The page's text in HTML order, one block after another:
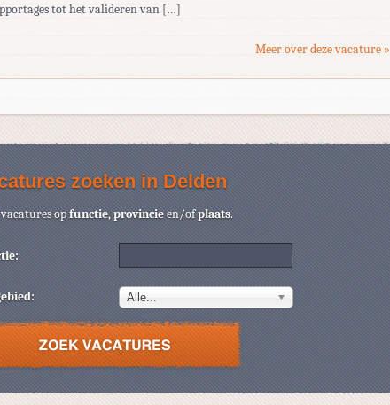
tot het valideren van […]
Meer over deze vacature »
zoeken in Delden
vacatures opfunctie,provincieen/ofplaats.
Alle...